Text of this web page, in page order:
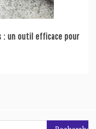
: un outil efficace pour